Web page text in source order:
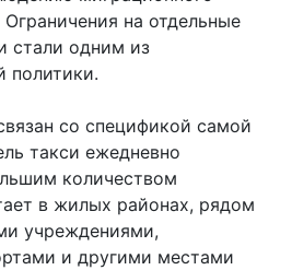
Ограничения на отдельные
стали одним из
политики.
со спецификой самой
такси ежедневно
количеством
в жилых районах, рядом
учреждениями,
и другими местами